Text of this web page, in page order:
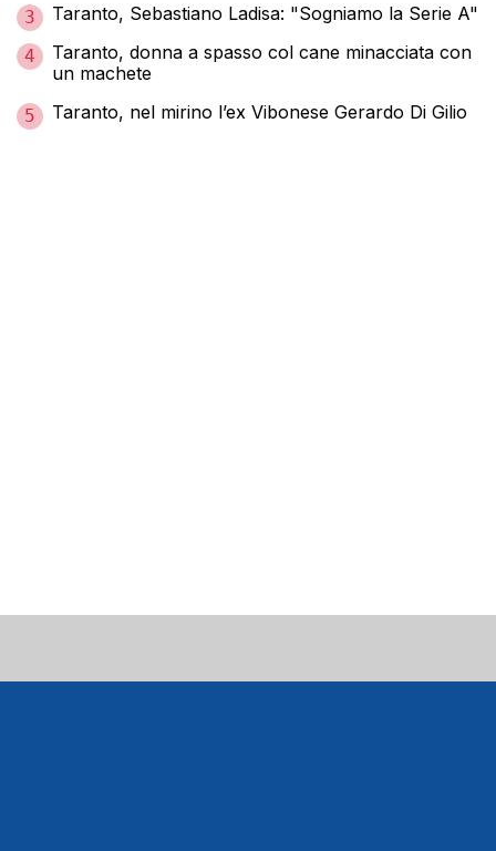
3 Taranto, Sebastiano Ladisa: "Sogniamo la Serie A"
4
Taranto, donna a spasso col cane minacciata con
un machete
5 Taranto, nel mirino l’ex Vibonese Gerardo Di Gilio